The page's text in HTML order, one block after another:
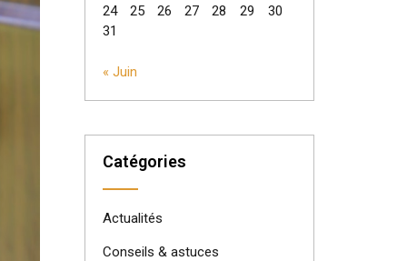
24
25 26 27 28 29
30
31
« Juin
Catégories
Actualités
Conseils & astuces